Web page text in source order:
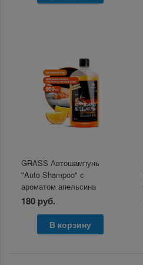
GRASS Автошампунь
"Auto Shampoo" с
ароматом апельсина
(флакон 500 мл)
180 руб.
В корзину